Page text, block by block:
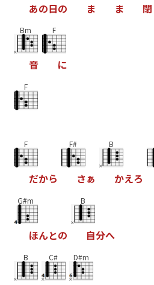
あの日の ま ま 閉
Bm
音
F
に
F
F
だから
F#
さぁ
B
かえろ
G#m
ほんとの
B
自分へ
B C# D#m